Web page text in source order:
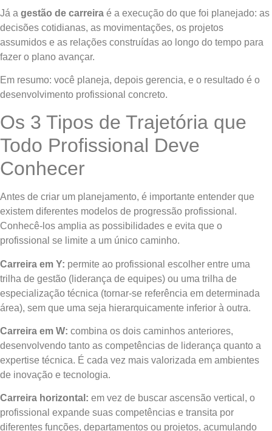
Já a gestão de carreira é a execução do que foi planejado: as
decisões cotidianas, as movimentações, os projetos
assumidos e as relações construídas ao longo do tempo para
fazer o plano avançar.
Em resumo: você planeja, depois gerencia, e o resultado é o
desenvolvimento profissional concreto.
Os 3 Tipos de Trajetória que
Todo Profissional Deve
Conhecer
Antes de criar um planejamento, é importante entender que
existem diferentes modelos de progressão profissional.
Conhecê-los amplia as possibilidades e evita que o
profissional se limite a um único caminho.
Carreira em Y: permite ao profissional escolher entre uma
trilha de gestão (liderança de equipes) ou uma trilha de
especialização técnica (tornar-se referência em determinada
área), sem que uma seja hierarquicamente inferior à outra.
Carreira em W: combina os dois caminhos anteriores,
desenvolvendo tanto as competências de liderança quanto a
expertise técnica. É cada vez mais valorizada em ambientes
de inovação e tecnologia.
Carreira horizontal: em vez de buscar ascensão vertical, o
profissional expande suas competências e transita por
diferentes funções, departamentos ou projetos, acumulando